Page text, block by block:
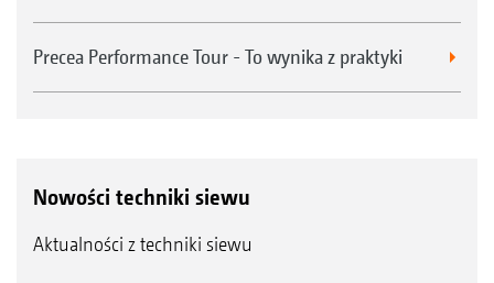
Precea Performance Tour - To wynika z praktyki
Nowości techniki siewu
Aktualności z techniki siewu